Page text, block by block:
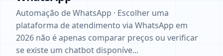
Automação de WhatsApp · Escolher uma
plataforma de atendimento via WhatsApp em
2026 não é apenas comparar preços ou verificar
se existe um chatbot disponíve...